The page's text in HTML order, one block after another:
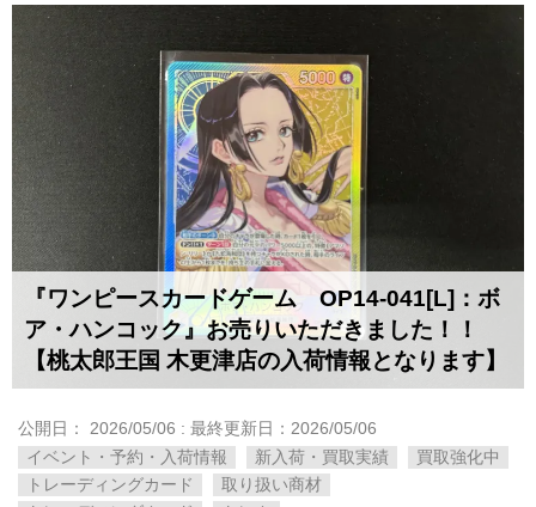
『ワンピースカードゲーム OP14-041[L]：ボ
ア・ハンコック』お売りいただきました！！
【桃太郎王国 木更津店の入荷情報となります】
公開日： 2026/05/06 : 最終更新日：2026/05/06
イベント・予約・入荷情報
新入荷・買取実績
買取強化中
トレーディングカード
取り扱い商材